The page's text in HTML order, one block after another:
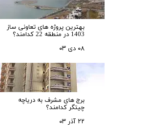
بهترین پروژه های تعاونی ساز
1403 در منطقه 22 کدامند؟
۰۸ دی ۰۳
برج های مشرف به دریاچه
چیتگر کدامند؟
۲۲ آذر ۰۳